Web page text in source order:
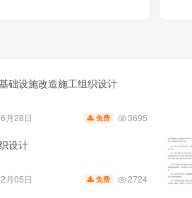
础设施改造施工组织设计
月28日 免费 3695
设计
月05日 免费 2724